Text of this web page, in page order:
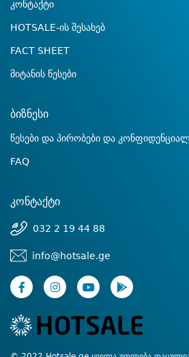
კონტაქტი
HOTSALE-ის შესახებ
FACT SHEET
მიტანის წესები
ბიზნესი
წესები და პირობები და
FAQ
კონტაქტი
032 2 19 44 88
info@hotsale.ge